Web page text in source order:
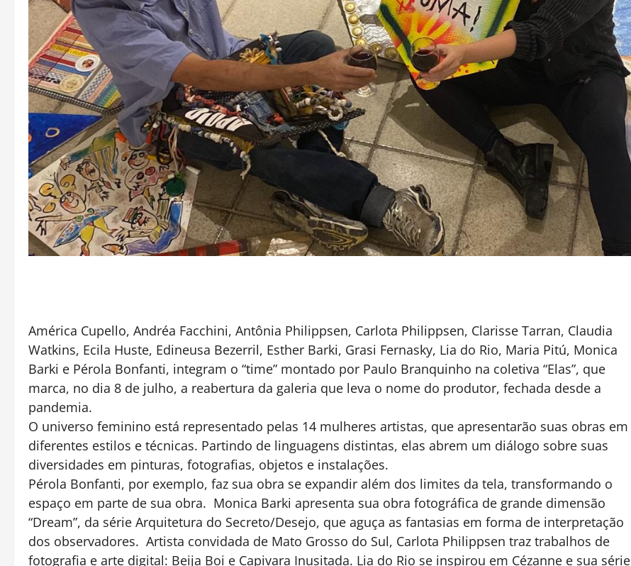
América Cupello, Andréa Facchini, Antônia Philippsen, Carlota Philippsen, Clarisse Tarran, Claudia
Watkins, Ecila Huste, Edineusa Bezerril, Esther Barki, Grasi Fernasky, Lia do Rio, Maria Pitú, Monica
Barki e Pérola Bonfanti, integram o “time” montado por Paulo Branquinho na coletiva “Elas”, que
marca, no dia 8 de julho, a reabertura da galeria que leva o nome do produtor, fechada desde a
pandemia.
O universo feminino está representado pelas 14 mulheres artistas, que apresentarão suas obras em
diferentes estilos e técnicas. Partindo de linguagens distintas, elas abrem um diálogo sobre suas
diversidades em pinturas, fotografias, objetos e instalações.
Pérola Bonfanti, por exemplo, faz sua obra se expandir além dos limites da tela, transformando o
espaço em parte de sua obra. Monica Barki apresenta sua obra fotográfica de grande dimensão
“Dream”, da série Arquitetura do Secreto/Desejo, que aguça as fantasias em forma de interpretação
dos observadores. Artista convidada de Mato Grosso do Sul, Carlota Philippsen traz trabalhos de
fotografia e arte digital: Beija Boi e Capivara Inusitada. Lia do Rio se inspirou em Cézanne e sua série